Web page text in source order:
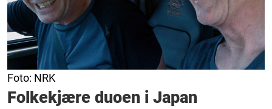
Foto: NRK
Folkekjære duoen i Japan